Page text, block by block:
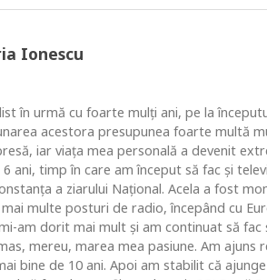
Ionescu
în urmă cu foarte mulţi ani, pe la
acestora presupunea foarte multă
iar viaţa mea personală a devenit
ani, timp în care am început să fac şi
a ziarului Naţional. Acela a fost
multe posturi de radio, începând cu
am dorit mai mult şi am continuat să fac
mereu, marea mea pasiune. Am
bine de 10 ani. Apoi am stabilit că